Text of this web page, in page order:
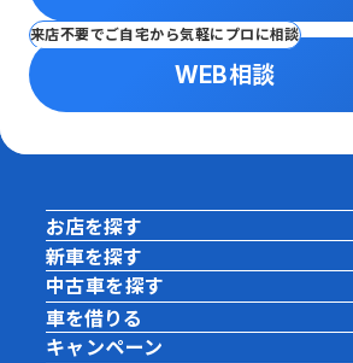
来店不要でご自宅から気軽にプロに相談
WEB相談
お店を探す
新車を探す
中古車を探す
車を借りる
キャンペーン